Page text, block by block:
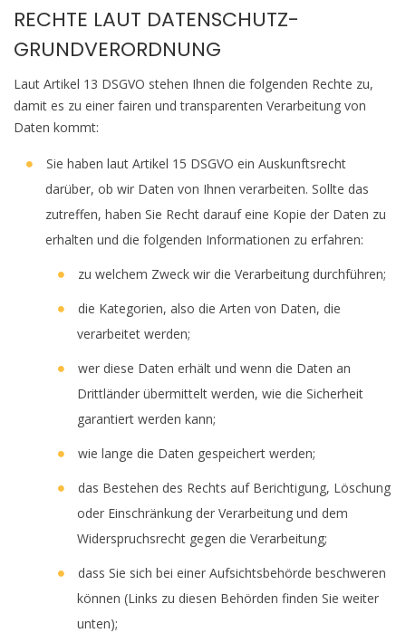
RECHTE LAUT DATENSCHUTZ-
GRUNDVERORDNUNG
Laut Artikel 13 DSGVO stehen Ihnen die folgenden Rechte zu,
damit es zu einer fairen und transparenten Verarbeitung von
Daten kommt:
Sie haben laut Artikel 15 DSGVO ein Auskunftsrecht
darüber, ob wir Daten von Ihnen verarbeiten. Sollte das
zutreffen, haben Sie Recht darauf eine Kopie der Daten zu
erhalten und die folgenden Informationen zu erfahren:
zu welchem Zweck wir die Verarbeitung durchführen;
die Kategorien, also die Arten von Daten, die
verarbeitet werden;
wer diese Daten erhält und wenn die Daten an
Drittländer übermittelt werden, wie die Sicherheit
garantiert werden kann;
wie lange die Daten gespeichert werden;
das Bestehen des Rechts auf Berichtigung, Löschung
oder Einschränkung der Verarbeitung und dem
Widerspruchsrecht gegen die Verarbeitung;
dass Sie sich bei einer Aufsichtsbehörde beschweren
können (Links zu diesen Behörden finden Sie weiter
unten);